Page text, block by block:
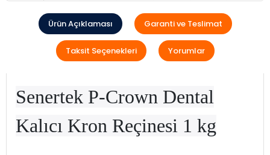
Ürün Açıklaması Garanti ve Teslimat
Taksit Seçenekleri Yorumlar
Senertek P-Crown Dental
Kalıcı Kron Reçinesi 1 kg